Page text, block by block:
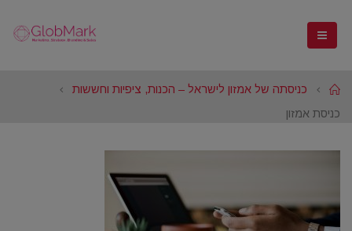
Home
כניסתה של אמזון לישראל – הכנות, ציפיות וחששות
כניסת אמזון